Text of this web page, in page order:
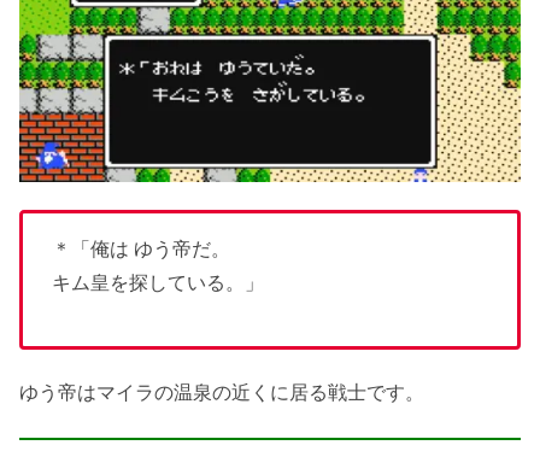
＊「俺は ゆう帝だ。
キム皇を探している。」
ゆう帝はマイラの温泉の近くに居る戦士です。